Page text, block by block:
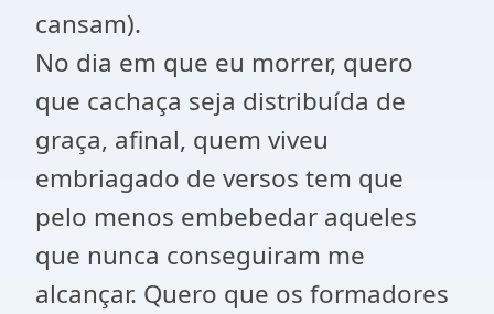
cansam).
No dia em que eu morrer, quero
que cachaça seja distribuída de
graça, afinal, quem viveu
embriagado de versos tem que
pelo menos embebedar aqueles
que nunca conseguiram me
alcançar. Quero que os formadores